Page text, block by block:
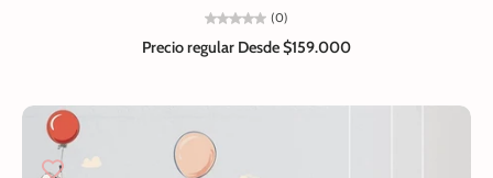
(0)
Precio regular Desde $159.000